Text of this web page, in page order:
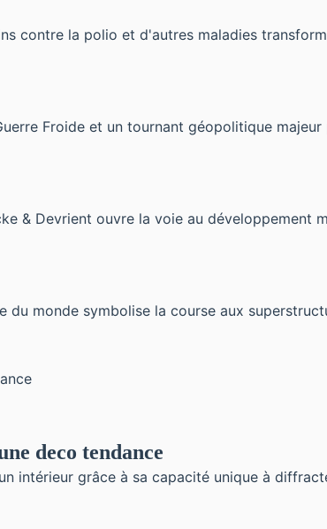
contre la polio et d'autres maladies
Froide et un tournant géopolitique
& Devrient ouvre la voie au développement
du monde symbolise la course aux
deco tendance
intérieur grâce à sa capacité unique à